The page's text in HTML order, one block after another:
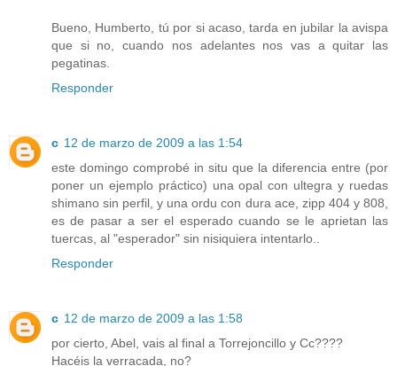
Bueno, Humberto, tú por si acaso, tarda en jubilar la avispa
que si no, cuando nos adelantes nos vas a quitar las
pegatinas.
Responder
c 12 de marzo de 2009 a las 1:54
este domingo comprobé in situ que la diferencia entre (por
poner un ejemplo práctico) una opal con ultegra y ruedas
shimano sin perfil, y una ordu con dura ace, zipp 404 y 808,
es de pasar a ser el esperado cuando se le aprietan las
tuercas, al "esperador" sin nisiquiera intentarlo..
Responder
c 12 de marzo de 2009 a las 1:58
por cierto, Abel, vais al final a Torrejoncillo y Cc????
Hacéis la verracada, no?